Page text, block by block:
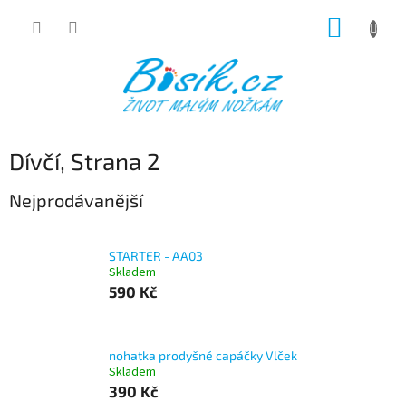
Dívčí, Strana 2
Nejprodávanější
STARTER - AA03
Skladem
590 Kč
nohatka prodyšné capáčky Vlček
Skladem
390 Kč